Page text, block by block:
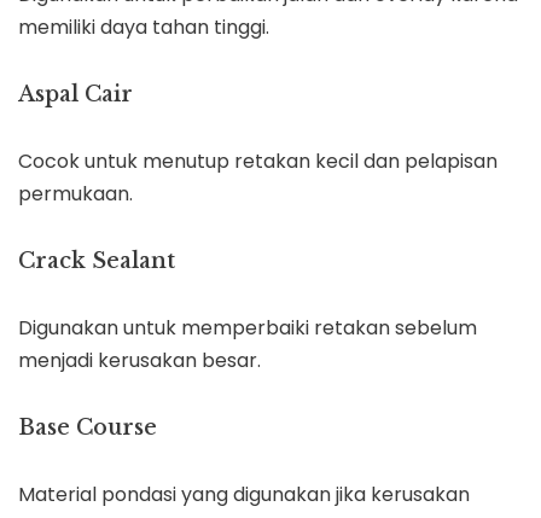
memiliki daya tahan tinggi.
Aspal Cair
Cocok untuk menutup retakan kecil dan pelapisan
permukaan.
Crack Sealant
Digunakan untuk memperbaiki retakan sebelum
menjadi kerusakan besar.
Base Course
Material pondasi yang digunakan jika kerusakan